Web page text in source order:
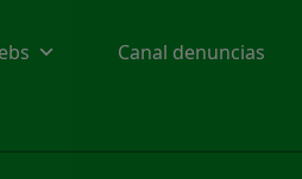
Canal denuncias